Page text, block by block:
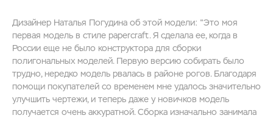
Дизайнер Наталья Погудина об этой модели: "Это моя
первая модель в стиле papercraft. Я сделала ее, когда в
России еще не было конструктора для сборки
полигональных моделей. Первую версию собирать было
трудно, нередко модель рвалась в районе рогов. Благодаря
помощи покупателей со временем мне удалось значительно
улучшить чертежи, и теперь даже у новичков модель
получается очень аккуратной. Сборка изначально занимала